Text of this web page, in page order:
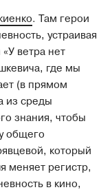
. Там герои
устраивая
ветра нет
где мы
(в прямом
из среды
знания, чтобы
общего
который
меняет регистр,
в кино,